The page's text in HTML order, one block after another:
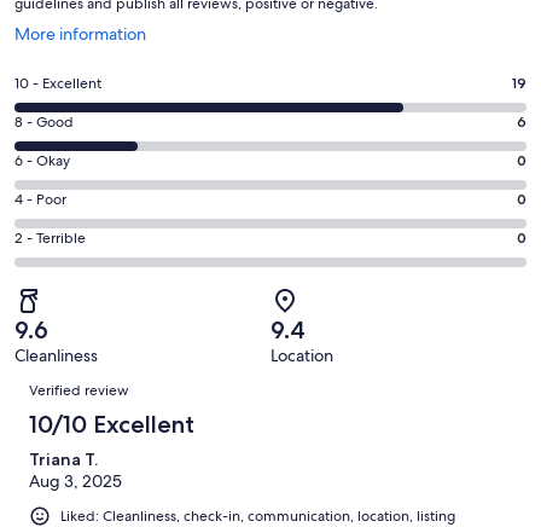
More information
Opens
a
new
window
Rating
10
-
Excellent.
19
out
of
25
reviews
10 - Excellent 19
Rating
8
-
Good.
6
out
of
25
reviews
8 - Good 6
Rating
6
-
Okay.
0
out
of
25
reviews
6 - Okay 0
Rating
4
-
0
out
of
reviews
4 - Poor 0
Rating
2
-
Terrible.
0
out
of
25
reviews
2 - Terrible 0
9.6
Cleanliness
9.4
Location
Reviews
Verified review
10/10 Excellent
Triana T.
Aug 3, 2025
Liked: Cleanliness, check-in, communication, location, listing